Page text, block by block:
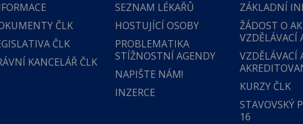
ČLK
ČLK
KANCELÁŘ ČLK
SEZNAM LÉKAŘŮ
HOSTUJÍCÍ OSOBY
PROBLEMATIKA
STÍŽNOSTNÍ AGENDY
NAPIŠTE NÁM!
INZERCE
ZÁKLADNÍ
ŽÁDOST O
VZDĚLÁVACÍ
VZDĚLÁVACÍ
KURZY ČLK
STAVOVSKÝ
16